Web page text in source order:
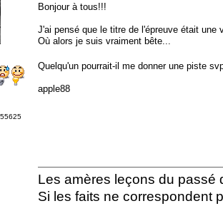
Bonjour à tous!!!
J'ai pensé que le titre de l'épreuve était
Où alors je suis vraiment bête...
Quelqu'un pourrait-il me donner une piste
apple88
Les amères leçons du passé
Si les faits ne correspondent